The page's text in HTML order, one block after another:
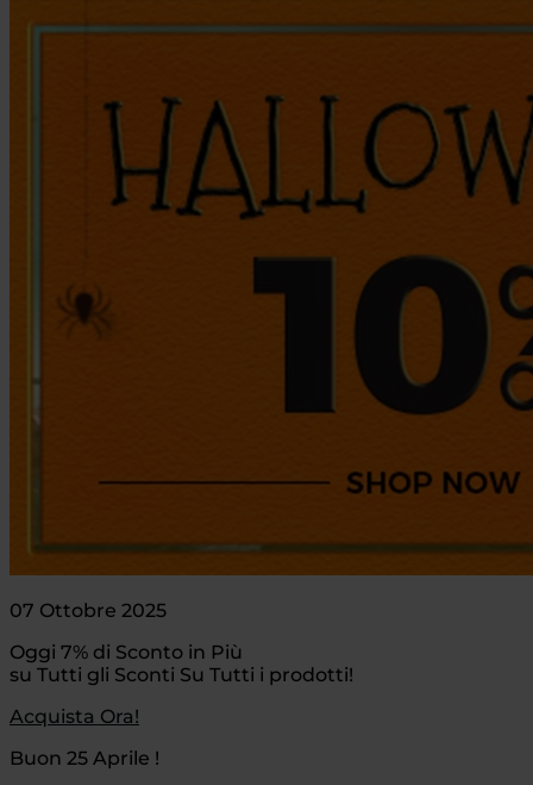
07 Ottobre 2025
Oggi 7% di Sconto in Più
su Tutti gli Sconti Su Tutti i prodotti!
Acquista Ora!
Buon 25 Aprile !